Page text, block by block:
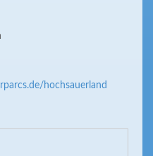
hochsauerland